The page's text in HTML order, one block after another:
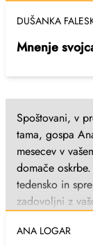
zdravili,
spodbudne
DSO, bila pa
in zaposlene.
DUŠANKA
Mnenje
Spoštovani, v
tama, gospa
mesecev v
domače
tedensko in
zadovoljni z
zaposlenimi,
ANA LOGAR